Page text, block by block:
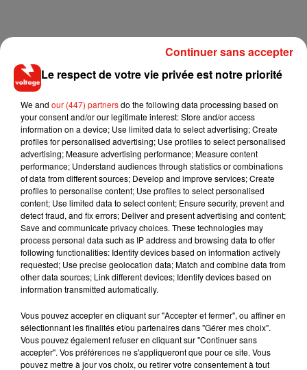
Musique
RÜFÜS DU SOL annonce un nouvel
album après sa tournée mondiale
Angèle et Amélie Lens dévoilent leur
Le respect de votre vie privée est notre priorité
We and our (447) partnersdo the following data processing based on
your consent and/or our legitimate interest: Store and/or access
information on a device; Use limited data to select advertising; Create
profiles for personalised advertising; Use profiles to select personalised
advertising; Measure advertising performance; Measure content
performance; Understand audiences through statistics or combinations
of data from different sources; Develop and improve services; Create
profiles to personalise content; Use profiles to select personalised
content; Use limited data to select content; Ensure security, prevent and
detect fraud, and fix errors; Deliver and present advertising and content;
Save and communicate privacy choices. These technologies may
process personal data such as IP address and browsing data to offer
following functionalities: Identify devices based on information actively
requested; Use precise geolocation data; Match and combine data from
other data sources; Link different devices; Identify devices based on
information transmitted automatically.
Vous pouvez accepter en cliquant sur "Accepter et fermer", ou affiner en
sélectionnant les finalités et/ou partenaires dans "Gérer mes choix".
Vous pouvez également refuser en cliquant sur "Continuer sans
accepter". Vos préférences ne s'appliqueront que pour ce site. Vous
pouvez mettre à jour vos choix, ou retirer votre consentement à tout
Continuer sans accepter